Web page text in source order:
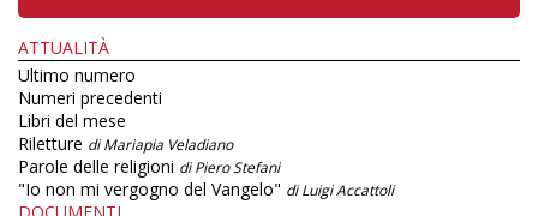
ATTUALITÀ
Ultimo numero
Numeri precedenti
Libri del mese
Riletture di Mariapia Veladiano
Parole delle religioni di Piero Stefani
"Io non mi vergogno del Vangelo" di Luigi Accattoli